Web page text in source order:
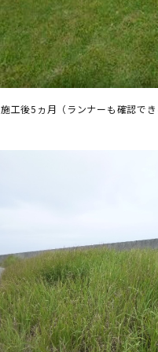
施工後5ヵ月（ランナーも確認でき